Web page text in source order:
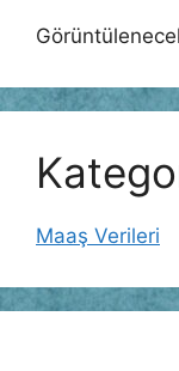
Maaş Verileri